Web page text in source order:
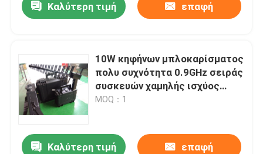
Καλύτερη τιμή επαφή
10W κηφήνων μπλοκαρίσματος
πολυ συχνότητα 0.9GHz σειράς
συσκευών χαμηλής ισχύος
έξοχη σε 5.8GHz
MOQ：1
Καλύτερη τιμή επαφή